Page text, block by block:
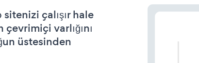
çalışır hale
varlığını
üstesinden